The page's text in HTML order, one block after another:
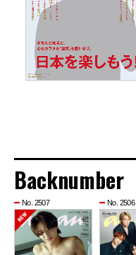
Backnumber
No. 2507 No. 2506